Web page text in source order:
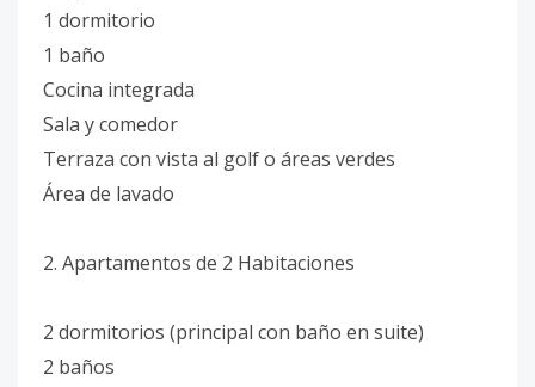
1 dormitorio
1 baño
Cocina integrada
Sala y comedor
Terraza con vista al golf o áreas verdes
Área de lavado
2. Apartamentos de 2 Habitaciones
2 dormitorios (principal con baño en suite)
2 baños